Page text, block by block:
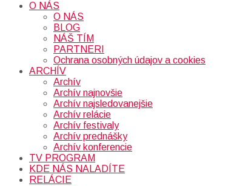
O NÁS
O NÁS
BLOG
NÁŠ TÍM
PARTNERI
Ochrana osobných údajov a cookies
ARCHÍV
Archív
Archív najnovšie
Archív najsledovanejšie
Archív relácie
Archív festivaly
Archív prednášky
Archív konferencie
TV PROGRAM
KDE NÁS NALADÍTE
RELÁCIE